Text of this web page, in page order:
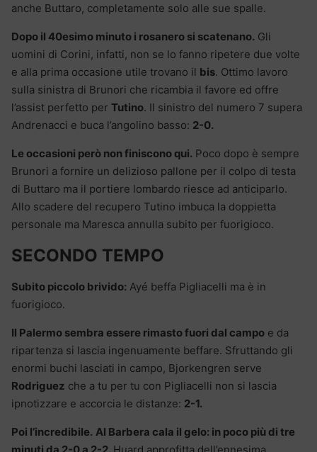
anche Buttaro, completamente solo alle sue spalle.
Dopo il 40esimo minuto i rosanero si scatenano. Gli
uomini di Corini, infatti, non se lo fanno ripetere due volte
e alla prima occasione utile trovano il bis. Ottimo lavoro
sulla sinistra di Brunori che ricambia il favore ed offre
l’assist perfetto per Tutino. Il sinistro del numero 7 supera
Andrenacci e buca l’angolino basso: 2-0.
Le occasioni però non finiscono qui. Poco dopo è sempre
Brunori a fornire un delizioso pallone per il colpo di testa
di Buttaro ma il portiere lombardo riesce ad anticiparlo.
Allo scadere del recupero Tutino imbuca la doppietta
personale ma Maresca annulla subito per fuorigioco.
SECONDO TEMPO
Subito piccolo brivido: Ayé beffa Pigliacelli ma è in
fuorigioco.
Il Palermo sembra essere rimasto fuori dal campo e da
ripartenza si lascia ingenuamente beffare. Sfruttando gli
enormi buchi lasciati in campo, Bjorkengren serve
Rodriguez che a tu per tu con Pigliacelli non si lascia
ipnotizzare e accorcia le distanze: 2-1.
Poi l’incredibile. Al Barbera cala il gelo: in poco più di tre
minuti da 2-0 a 2-2. Huard approfitta dell’ennesima